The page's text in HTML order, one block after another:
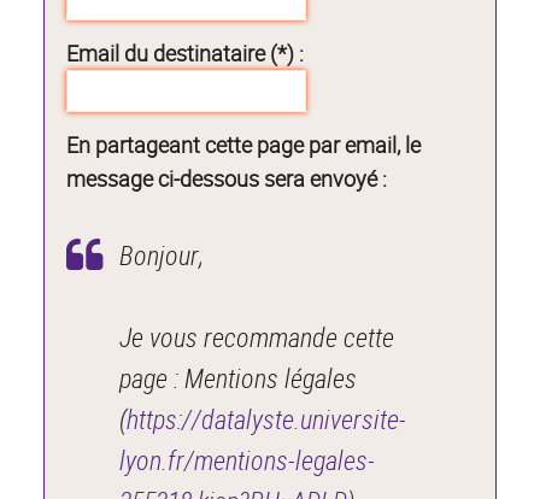
Email du destinataire (*) :
En partageant cette page par email, le
message ci-dessous sera envoyé :
Bonjour,
Je vous recommande cette
page : Mentions légales
(https://datalyste.universite-
lyon.fr/mentions-legales-